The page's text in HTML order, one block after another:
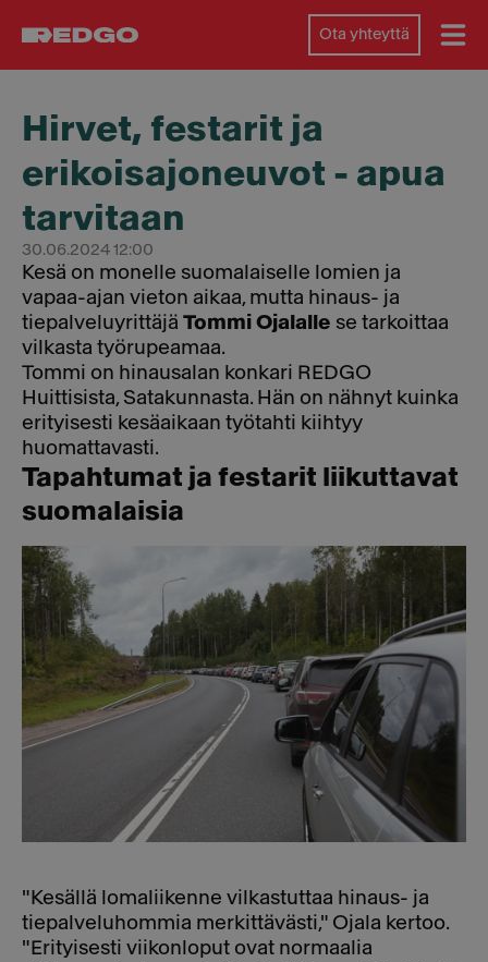
Ota yhteyttä
Hirvet, festarit ja
erikois­ajoneuvot - apua
tarvitaan
30.06.2024 12:00
Kesä on monelle suomalaiselle lomien ja
vapaa-ajan vieton aikaa, mutta hinaus- ja
tiepalveluyrittäjä Tommi Ojalalle se tarkoittaa
vilkasta työrupeamaa.
Tommi on hinausalan konkari REDGO
Huittisista, Satakunnasta. Hän on nähnyt kuinka
erityisesti kesäaikaan työtahti kiihtyy
huomattavasti.
Tapahtumat ja festarit liikuttavat
suomalaisia
"Kesällä lomaliikenne vilkastuttaa hinaus- ja
tiepalveluhommia merkittävästi," Ojala kertoo.
"Erityisesti viikonloput ovat normaalia